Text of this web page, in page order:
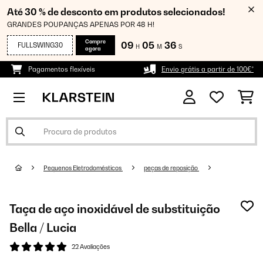
Até 30 % de desconto em produtos selecionados!
GRANDES POUPANÇAS APENAS POR 48 H!
FULLSWING30
Compre
agora
09 H 05 M 36 S
Pagamentos flexíveis Envio grátis a partir de 100€*
Pequenos Eletrodomésticos peças de reposição
Taça de aço inoxidável de substituição
Bella / Lucia
22 Avaliações